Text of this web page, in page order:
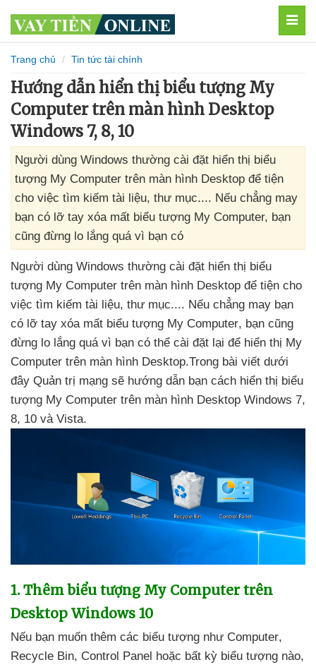
Trang chủ Tin tức tài chính
Hướng dẫn hiển thị biểu tượng My
Computer trên màn hình Desktop
Windows 7, 8, 10
Người dùng Windows thường cài đặt hiển thị biểu
tượng My Computer trên màn hình Desktop để tiện
cho việc tìm kiếm tài liệu, thư mục.... Nếu chẳng may
bạn có lỡ tay xóa mất biểu tượng My Computer, bạn
cũng đừng lo lắng quá vì bạn có
Người dùng Windows thường cài đặt hiển thị biểu
tượng My Computer trên màn hình Desktop để tiện cho
việc tìm kiếm tài liệu, thư mục.... Nếu chẳng may bạn
có lỡ tay xóa mất biểu tượng My Computer, bạn cũng
đừng lo lắng quá vì bạn có thể cài đặt lại để hiển thị My
Computer trên màn hình Desktop.Trong bài viết dưới
đây Quản trị mạng sẽ hướng dẫn bạn cách hiển thị biểu
tượng My Computer trên màn hình Desktop Windows 7,
8, 10 và Vista.
1. Thêm biểu tượng My Computer trên
Desktop Windows 10
Nếu bạn muốn thêm các biểu tượng như Computer,
Recycle Bin, Control Panel hoặc bất kỳ biểu tượng nào,